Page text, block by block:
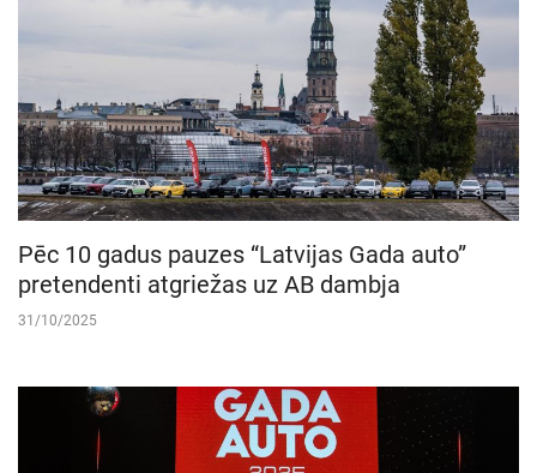
Pēc 10 gadus pauzes “Latvijas Gada auto”
pretendenti atgriežas uz AB dambja
31/10/2025